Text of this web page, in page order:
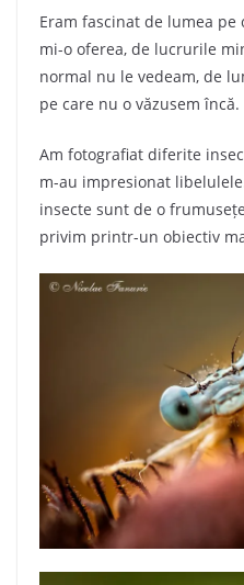
Eram fascinat de lumea
mi-o oferea, de lucrurile
normal nu le vedeam, de
pe care nu o văzusem încă.
Am fotografiat diferite
m-au impresionat
insecte sunt de o
privim printr-un obiectiv